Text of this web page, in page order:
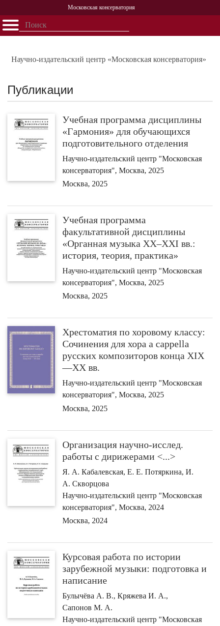
Московская консерватория
Открыть - закрыть
Научно-издательский центр «Московская консерватория»
Публикации
Учебная программа дисциплины
«Гармония» для обучающихся
подготовительного отделения
Научно-издательский центр "Московская
консерватория", Москва, 2025
Москва, 2025
Учебная программа
факультативной дисциплины
«Органная музыка XX–XXI вв.:
история, теория, практика»
Научно-издательский центр "Московская
консерватория", Москва, 2025
Москва, 2025
Хрестоматия по хоровому классу:
Сочинения для хора a cappella
русских композиторов конца XIX
—XX вв.
Научно-издательский центр "Московская
консерватория", Москва, 2025
Москва, 2025
Организация научно-­исслед.
работы с дирижерами <...>
Я. А. Кабалевская, Е. Е. Потяркина, И.
А. Скворцова
Научно-издательский центр "Московская
консерватория", Москва, 2024
Москва, 2024
Курсовая работа по истории
зарубежной музыки: подготовка и
написание
Булычёва А. В., Кряжева И. А.,
Сапонов М. А.
Научно-издательский центр "Московская